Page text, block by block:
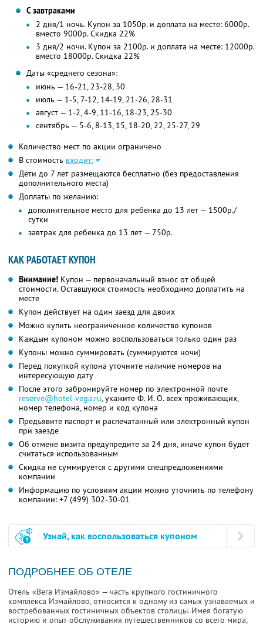
С завтраками
2 дня/1 ночь. Купон за 1050р. и доплата на месте: 6000р.
вместо 9000р.Скидка 22%
3 дня/2 ночи. Купон за 2100р. и доплата на месте: 12000р.
вместо 18000р.Скидка 22%
Даты «среднего сезона»:
июнь — 16-21, 23-28, 30
июль — 1-5, 7-12, 14-19, 21-26, 28-31
август — 1-2, 4-9, 11-16, 18-23, 25-30
сентябрь — 5-6, 8-13, 15, 18-20, 22, 25-27, 29
Количество мест по акции ограничено
В стоимость входит:
Дети до 7 лет размещаются бесплатно (без предоставления
дополнительного места)
Доплаты по желанию:
дополнительное место для ребенка до 13 лет — 1500р./
сутки
завтрак для ребенка до 13 лет — 750р.
КАК РАБОТАЕТ КУПОН
Внимание! Купон — первоначальный взнос от общей
стоимости. Оставшуюся стоимость необходимо доплатить на
месте
Купон действует на один заезд для двоих
Можно купить неограниченное количество купонов
Каждым купоном можно воспользоваться только один раз
Купоны можно суммировать (суммируются ночи)
Перед покупкой купона уточните наличие номеров на
интересующую дату
После этого забронируйте номер по электронной почте
reserve@hotel-vega.ru,укажите Ф. И. О.всех проживающих,
номер телефона, номер и код купона
Предъявите паспорт и распечатанный или электронный купон
при заезде
Об отмене визита предупредите за 24 дня, иначе купон будет
считаться использованным
Скидка не суммируется с другими спецпредложениями
компании
Информацию по условиям акции можно уточнить по телефону
компании: +7 (499) 302-30-01
Узнай, как воспользоваться купоном
ПОДРОБНЕЕ ОБ ОТЕЛЕ
Отель «Вега Измайлово» — часть крупного гостиничного
комплекса Измайлово, относится к одному из самых узнаваемых и
востребованных гостиничных объектов столицы. Имея богатую
историю и опыт обслуживания путешественников со всего мира,